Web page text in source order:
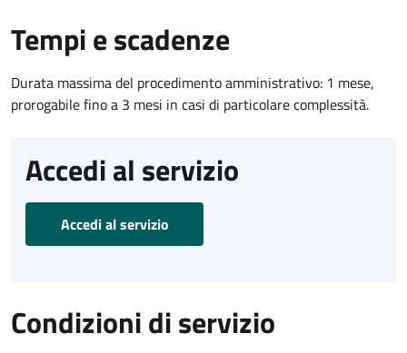
Tempi e scadenze
Durata massima del procedimento amministrativo: 1 mese,
prorogabile fino a 3 mesi in casi di particolare complessità.
Accedi al servizio
Accedi al servizio
Condizioni di servizio